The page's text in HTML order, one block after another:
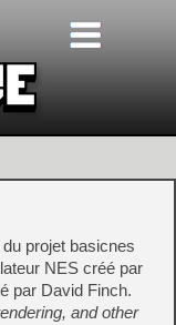
projet basicnes
NES créé par
par David Finch.
and other